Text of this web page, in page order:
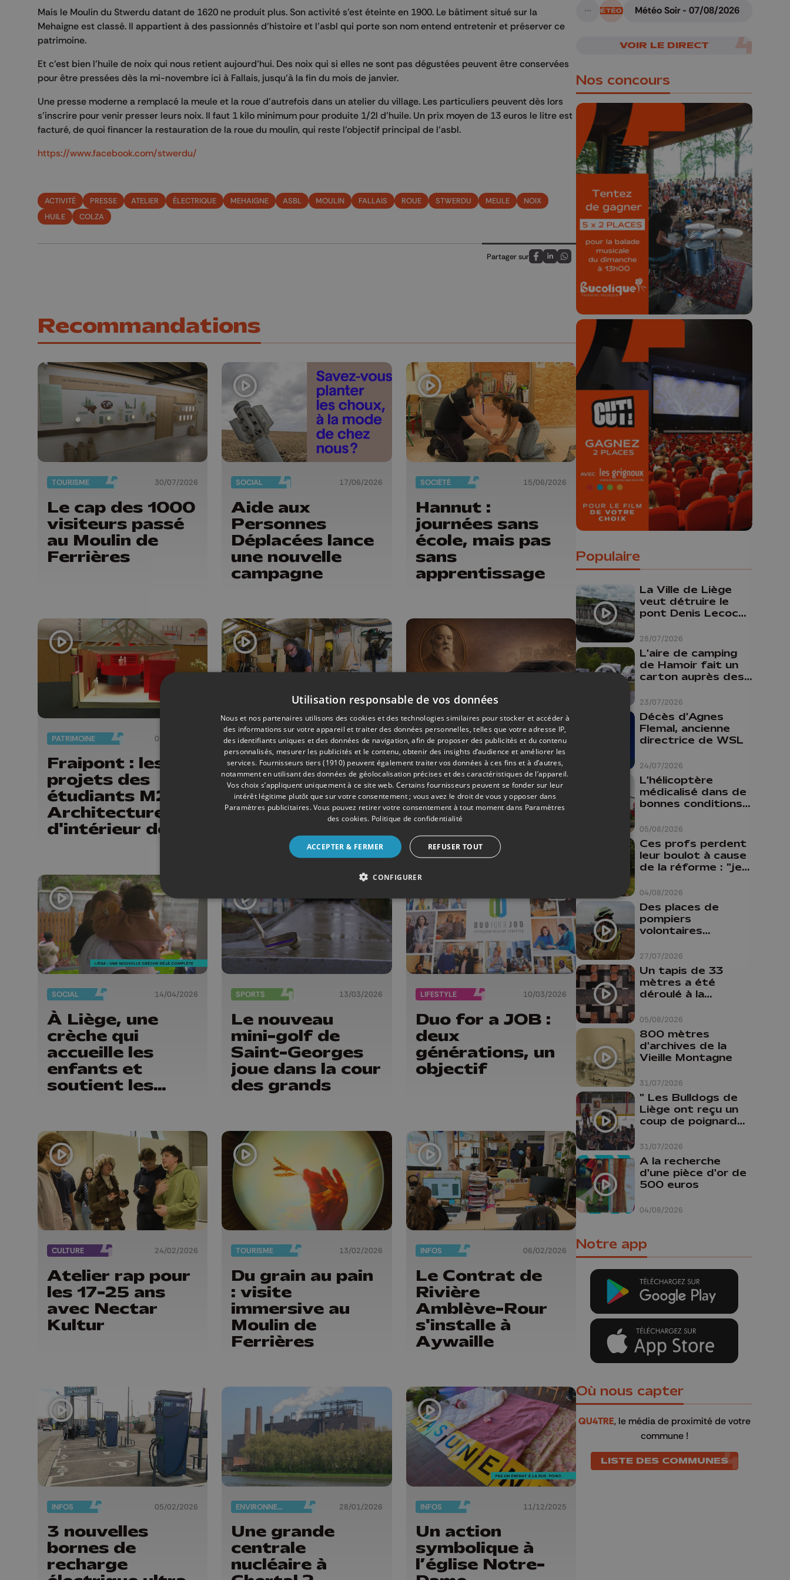
Mais le Moulin du Stwerdu datant de 1620 ne produit plus. Son activité s’est éteinte en 1900. Le bâtiment situé sur la
Mehaigne est classé. Il appartient à des passionnés d’histoire et l’asbl qui porte son nom entend entretenir et préserver ce
patrimoine.
Et c’est bien l’huile de noix qui nous retient aujourd’hui. Des noix qui si elles ne sont pas dégustées peuvent être conservées
pour être pressées dès la mi-novembre ici à Fallais, jusqu’à la fin du mois de janvier.
Une presse moderne a remplacé la meule et la roue d’autrefois dans un atelier du village. Les particuliers peuvent dès lors
s’inscrire pour venir presser leurs noix. Il faut 1 kilo minimum pour produite 1/2l d’huile. Un prix moyen de 13 euros le litre est
facturé, de quoi financer la restauration de la roue du moulin, qui reste l’objectif principal de l’asbl.
https://www.facebook.com/stwerdu/
ACTIVITÉ PRESSE ATELIER ÉLECTRIQUE MEHAIGNE ASBL MOULIN FALLAIS ROUE STWERDU MEULE
NOIX
HUILE
COLZA
Partager sur
Partagez sur FaceBook
Partagez sur LinkedIn
Partagez sur Whatsapp
Recommandations
TOURISME 30/07/2026
Le cap des 1000
visiteurs passé
au Moulin de
Ferrières
SOCIAL 17/06/2026
Aide aux
Personnes
Déplacées lance
une nouvelle
campagne
SOCIÉTÉ 15/06/2026
Hannut :
journées sans
école, mais pas
sans
apprentissage
PATRIMOINE 05/06/2026
Fraipont : les
projets des
étudiants M2 en
Architecture
d'intérieur de
DIVERS 03/06/2026
Sculptures à la
tronçonneuse et
au chalumeau !
HISTOIRE 21/04/2026
Ce Liégeois à
l’origine d’un
principe clé des
voitures
SOCIAL 14/04/2026
À Liège, une
crèche qui
accueille les
enfants et
soutient les
SPORTS 13/03/2026
Le nouveau
mini-golf de
Saint-Georges
joue dans la cour
des grands
LIFESTYLE 10/03/2026
Duo for a JOB :
deux
générations, un
objectif
CULTURE 24/02/2026
Atelier rap pour
les 17-25 ans
avec Nectar
Kultur
TOURISME 13/02/2026
Du grain au pain
: visite
immersive au
Moulin de
Ferrières
INFOS 06/02/2026
Le Contrat de
Rivière
Amblève-Rour
s'installe à
Aywaille
INFOS 05/02/2026
3 nouvelles
bornes de
recharge
ENVIRONNEMENT 28/01/2026
Une grande
centrale
nucléaire à
INFOS 11/12/2025
Un action
symbolique à
l’église Notre-
A suivre
Météo Soir - 07/08/2026
VOIR LE DIRECT
Nos concours
🎁 Gagnez 5x2
places pour le
Bucolique Ferrières
Festival 🌿🎶
Concours valable jusqu'au 9 août,
23h59.
🎬 Concours CUT x
Les Grignoux ✨
Concours permanent - 2 places à
gagner chaque semaine !
Populaire
28/07/2026
La Ville de Liège
veut détruire le
pont Denis Lecocq
budget pour le
faire
23/07/2026
L'aire de camping
de Hamoir fait un
carton auprès des
24/07/2026
Décès d'Agnes
Flemal, ancienne
directrice de WSL
05/08/2026
L'hélicoptère
médicalisé dans de
bonnes conditions à
04/08/2026
Ces profs perdent
leur boulot à cause
de la réforme : "je
comme prof que
comme
pharmacienne"
27/07/2026
Des places de
pompiers
volontaires
province de Liège :
"Un citoyen qui
n'est formé ne
peut pas nous
aider"
05/08/2026
Un tapis de 33
mètres a été
déroulé à la
Liège
31/07/2026
800 mètres
d'archives de la
Vieille Montagne
31/07/2026
" Les Bulldogs de
Liège ont reçu un
coup de poignard
04/08/2026
A la recherche
d'une pièce d'or de
500 euros
Notre app
Où nous capter
QU4TRE, le média de proximité de votre
commune !
LISTE DES COMMUNES
Utilisation responsable de vos données
Nous et nos partenaires utilisons des cookies et des technologies similaires pour stocker et accéder à
des informations sur votre appareil et traiter des données personnelles, telles que votre adresse IP,
des identifiants uniques et des données de navigation, afin de proposer des publicités et du contenu
personnalisés, mesurer les publicités et le contenu, obtenir des insights d’audience et améliorer les
services. Fournisseurs tiers (1910) peuvent également traiter vos données à ces fins et à d’autres,
notamment en utilisant des données de géolocalisation précises et des caractéristiques de l’appareil.
Vos choix s’appliquent uniquement à ce site web. Certains fournisseurs peuvent se fonder sur leur
intérêt légitime plutôt que sur votre consentement ; vous avez le droit de vous y opposer dans
Paramètres publicitaires. Vous pouvez retirer votre consentement à tout moment dans Paramètres
des cookies. Politique de confidentialité
ACCEPTER & FERMER REFUSER TOUT
CONFIGURER